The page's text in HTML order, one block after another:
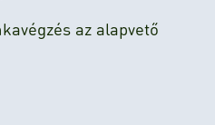
az alapvető